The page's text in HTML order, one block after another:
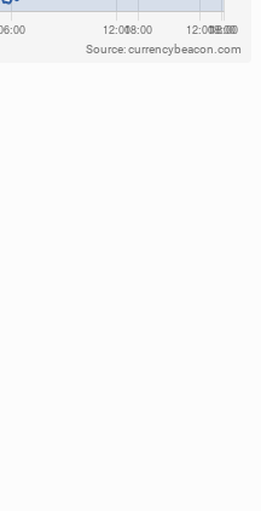
Source: currencybeacon.com